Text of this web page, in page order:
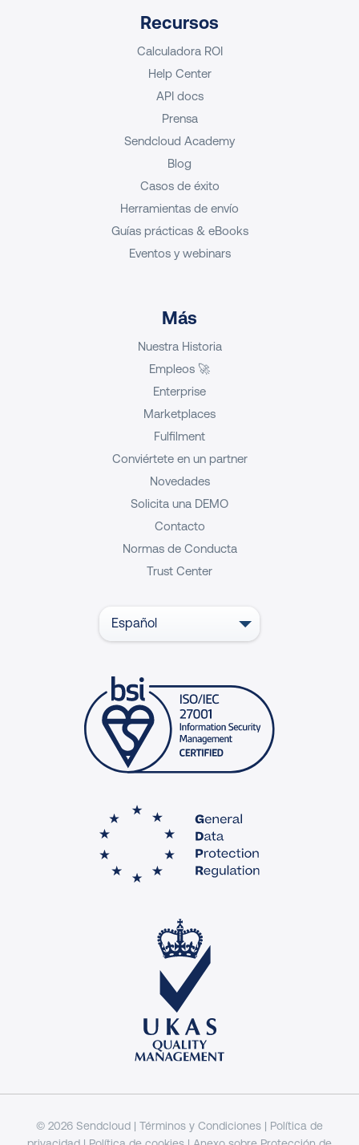
Recursos
Calculadora ROI
Help Center
API docs
Prensa
Sendcloud Academy
Blog
Casos de éxito
Herramientas de envío
Guías prácticas & eBooks
Eventos y webinars
Más
Nuestra Historia
Empleos 🚀
Enterprise
Marketplaces
Fulfilment
Conviértete en un partner
Novedades
Solicita una DEMO
Contacto
Normas de Conducta
Trust Center
Español
© 2026 Sendcloud | Términos y Condiciones | Política de